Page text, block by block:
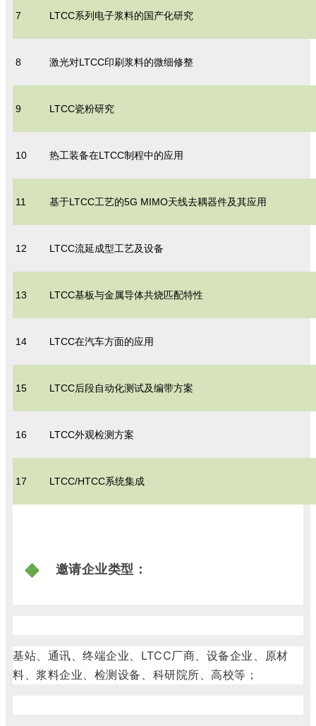
7 LTCC系列电子浆料的国产化研究
8 激光对LTCC印刷浆料的微细修整
9 LTCC瓷粉研究
10 热工装备在LTCC制程中的应用
11 基于LTCC工艺的5G MIMO天线去耦器件及其应用
12 LTCC流延成型工艺及设备
13 LTCC基板与金属导体共烧匹配特性
14 LTCC在汽车方面的应用
15 LTCC后段自动化测试及编带方案
16 LTCC外观检测方案
17 LTCC/HTCC系统集成
邀请企业类型 ：
基站、通讯、终端企业、LTCC厂商、设备企业、原材
料、浆料企业、检测设备、科研院所、高校等；